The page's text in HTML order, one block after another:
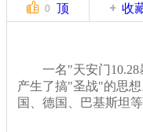
0 顶 收
一名"天安门10.28
产生了搞"圣战"的思
国、德国、巴基斯坦